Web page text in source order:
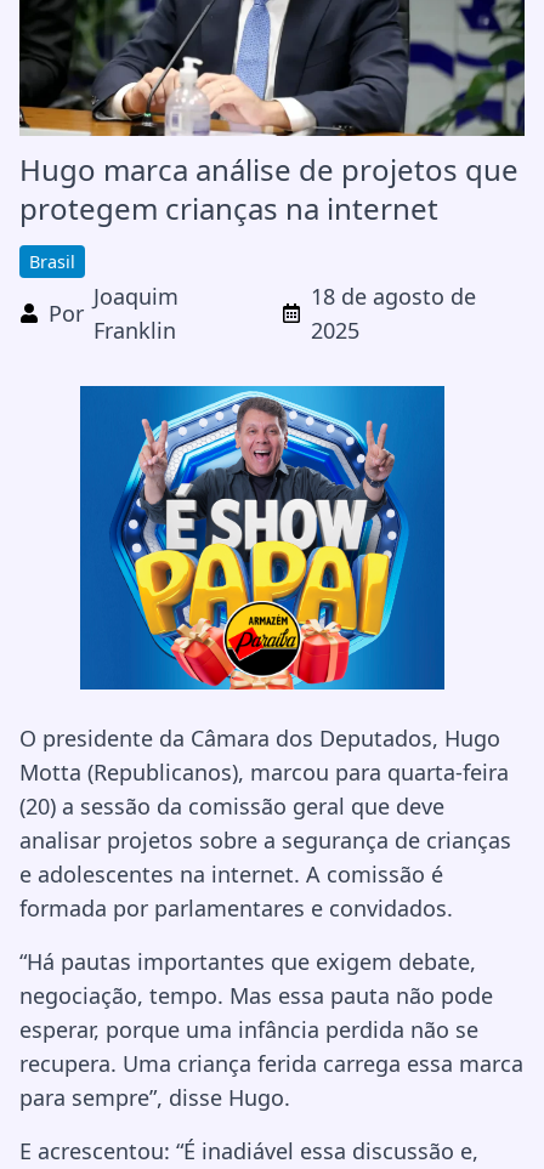
Hugo marca análise de projetos que
protegem crianças na internet
Brasil
Por
Joaquim
Franklin
18 de agosto de
2025
O presidente da Câmara dos Deputados, Hugo
Motta (Republicanos), marcou para quarta-feira
(20) a sessão da comissão geral que deve
analisar projetos sobre a segurança de crianças
e adolescentes na internet. A comissão é
formada por parlamentares e convidados.
“Há pautas importantes que exigem debate,
negociação, tempo. Mas essa pauta não pode
esperar, porque uma infância perdida não se
recupera. Uma criança ferida carrega essa marca
para sempre”, disse Hugo.
E acrescentou: “É inadiável essa discussão e,